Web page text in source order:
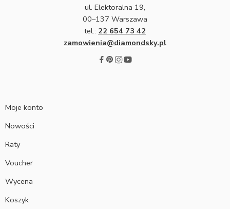
ul. Elektoralna 19,
00–137 Warszawa
tel.: 22 654 73 42
zamowienia@diamondsky.pl
Moje konto
Nowości
Raty
Voucher
Wycena
Koszyk